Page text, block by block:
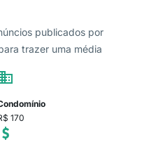
publicados por
trazer uma média
170